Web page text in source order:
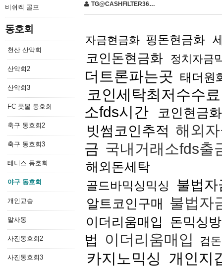
비쉬켁 골프
동호회
천산 산악회
산악회2
산악회3
FC 풋볼 동호회
축구 동호회2
축구 동호회3
테니스 동호회
야구 동호회
개인교습
알사동
사진동호회2
사진동호회3
TG@CASHFILTER36…
자금현금화 핑돈현금화
코인돈현금화 정치자금
더트론파는곳 태더원
코인세탁최저수수료
소fds시간
코인현금
빗썸코인추적 해외
금 국내거래소fds출
해외돈세탁
골드바믹싱믹싱 불법
알트코인구매 불법자
이더리움매입 돈믹싱
법 이더리움매입 검
카지노믹싱 개인지